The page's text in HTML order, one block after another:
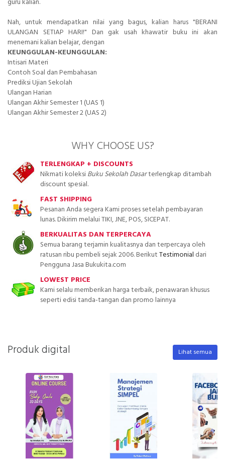
Nah, untuk mendapatkan nilai yang bagus, kalian harus "BERANI
ULANGAN SETIAP HARI!" Dan gak usah khawatir buku ini akan
menemani kalian belajar, dengan
KEUNGGULAN-KEUNGGULAN:
Intisari Materi
Contoh Soal dan Pembahasan
Prediksi Ujian Sekolah
Ulangan Harian
Ulangan Akhir Semester 1 (UAS 1)
Ulangan Akhir Semester 2 (UAS 2)
WHY CHOOSE US?
TERLENGKAP + DISCOUNTS
Nikmati koleksiBuku Sekolah Dasarterlengkap ditambah
discount spesial.
FAST SHIPPING
Pesanan Anda segera Kami proses setelah pembayaran
lunas. Dikirim melalui TIKI, JNE, POS, SICEPAT.
BERKUALITAS DAN TERPERCAYA
Semua barang terjamin kualitasnya dan terpercaya oleh
ratusan ribu pembeli sejak 2006. BerikutTestimonial dari
Pengguna Jasa Bukukita.com
LOWEST PRICE
Kami selalu memberikan harga terbaik, penawaran khusus
seperti edisi tanda-tangan dan promo lainnya
Produk digital Lihat semua